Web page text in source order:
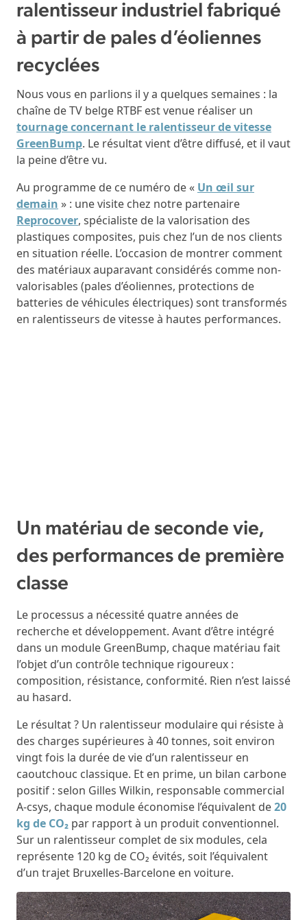
ralentisseur industriel fabriqué
à partir de pales d’éoliennes
recyclées
Nous vous en parlions il y a quelques semaines : la
chaîne de TV belge RTBF est venue réaliser un
tournage concernant le ralentisseur de vitesse
GreenBump. Le résultat vient d’être diffusé, et il vaut
la peine d’être vu.
Au programme de ce numéro de « Un œil sur
demain » : une visite chez notre partenaire
Reprocover, spécialiste de la valorisation des
plastiques composites, puis chez l’un de nos clients
en situation réelle. L’occasion de montrer comment
des matériaux auparavant considérés comme non-
valorisables (pales d’éoliennes, protections de
batteries de véhicules électriques) sont transformés
en ralentisseurs de vitesse à hautes performances.
Un matériau de seconde vie,
des performances de première
classe
Le processus a nécessité quatre années de
recherche et développement. Avant d’être intégré
dans un module GreenBump, chaque matériau fait
l’objet d’un contrôle technique rigoureux :
composition, résistance, conformité. Rien n’est laissé
au hasard.
Le résultat ? Un ralentisseur modulaire qui résiste à
des charges supérieures à 40 tonnes, soit environ
vingt fois la durée de vie d’un ralentisseur en
caoutchouc classique. Et en prime, un bilan carbone
positif : selon Gilles Wilkin, responsable commercial
A-csys, chaque module économise l’équivalent de20
kg de CO₂ par rapport à un produit conventionnel.
Sur un ralentisseur complet de six modules, cela
représente 120 kg de CO₂ évités, soit l’équivalent
d’un trajet Bruxelles-Barcelone en voiture.